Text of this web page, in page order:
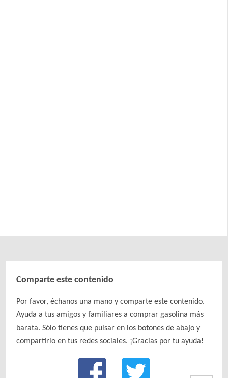
Comparte este contenido
Por favor, échanos una mano y comparte este contenido.
Ayuda a tus amigos y familiares a comprar gasolina más
barata. Sólo tienes que pulsar en los botones de abajo y
compartirlo en tus redes sociales. ¡Gracias por tu ayuda!